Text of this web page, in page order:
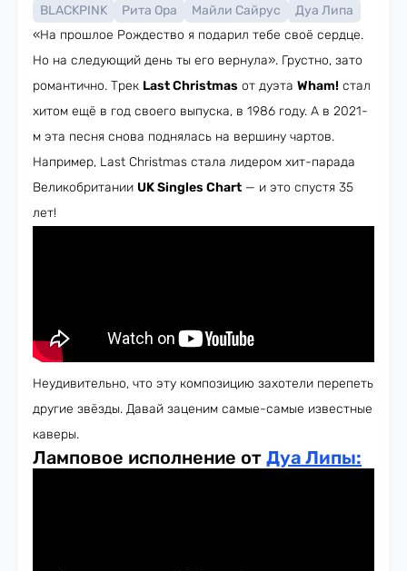
BLACKPINK
Рита Ора Майли Сайрус
Дуа Липа
«На прошлое Рождество я подарил тебе своё сердце.
Но на следующий день ты его вернула». Грустно, зато
романтично. Трек Last Christmas от дуэта Wham! стал
хитом ещё в год своего выпуска, в 1986 году. А в 2021-
м эта песня снова поднялась на вершину чартов.
Например, Last Christmas стала лидером хит-парада
Великобритании UK Singles Chart — и это спустя 35
лет!
Неудивительно, что эту композицию захотели перепеть
другие звёзды. Давай заценим самые-самые известные
каверы.
Ламповое исполнение от Дуа Липы: